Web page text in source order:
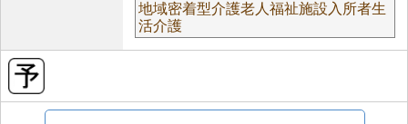
地域密着型介護老人福祉施設入所者生
活介護